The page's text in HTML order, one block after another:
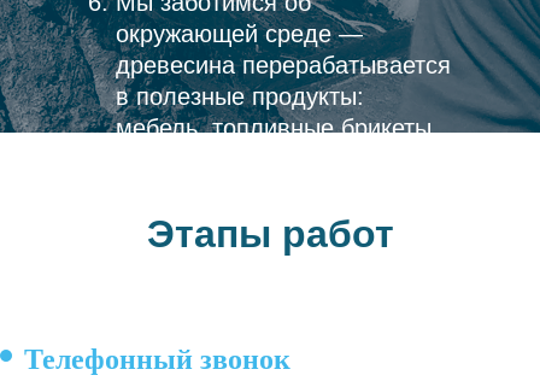
окружающей среде —
древесина перерабатывается
в полезные продукты:
мебель, топливные брикеты
Этапы работ
Телефонный звонок